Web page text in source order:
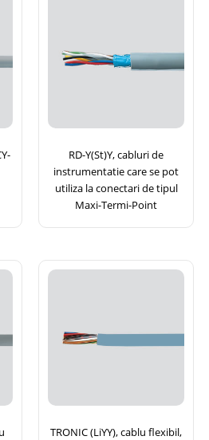
RD-Y(St)Y, cabluri de
instrumentatie care se pot
utiliza la conectari de tipul
Maxi-Termi-Point
TRONIC (LiYY), cablu flexibil,